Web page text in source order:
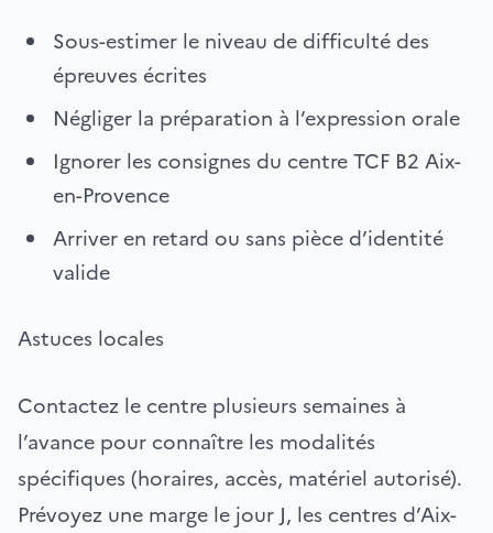
Sous-estimer le niveau de difficulté des
épreuves écrites
Négliger la préparation à l’expression orale
Ignorer les consignes du centre TCF B2 Aix-
en-Provence
Arriver en retard ou sans pièce d’identité
valide
Astuces locales
Contactez le centre plusieurs semaines à
l’avance pour connaître les modalités
spécifiques (horaires, accès, matériel autorisé).
Prévoyez une marge le jour J, les centres d’Aix-